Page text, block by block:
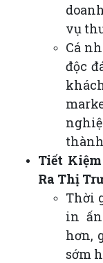
vụ
Cá
độc
Tiết
Ra Thị
Thời
in
hơn,
sớm